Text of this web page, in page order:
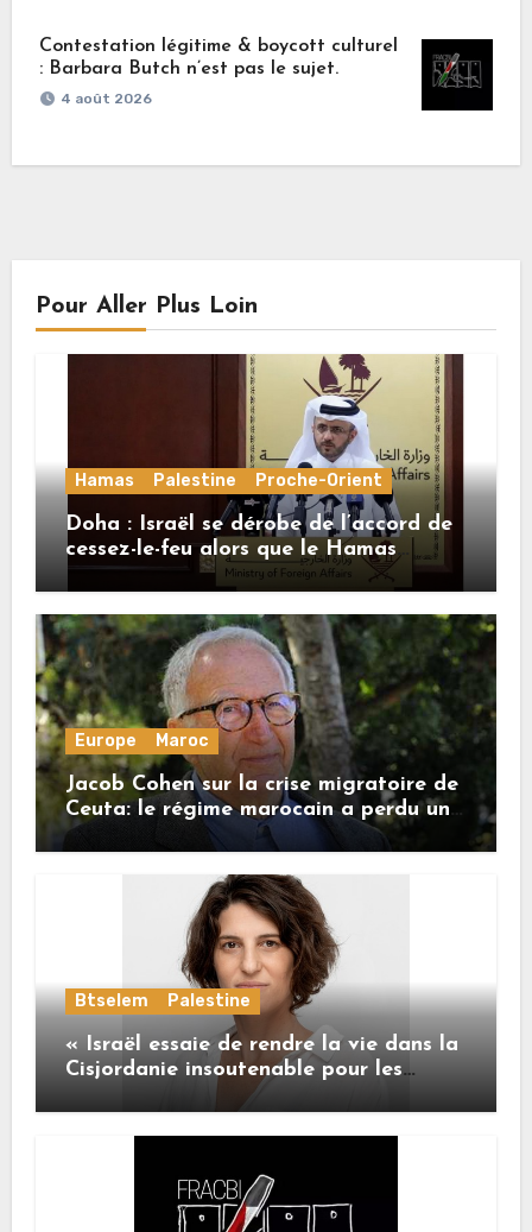
Contestation légitime & boycott culturel
: Barbara Butch n’est pas le sujet.
4 août 2026
Pour Aller Plus Loin
Hamas Palestine Proche-Orient
Doha : Israël se dérobe de l’accord de
cessez-le-feu alors que le Hamas
honore ses engagements
Europe Maroc
Jacob Cohen sur la crise migratoire de
Ceuta: le régime marocain a perdu une
bonne part de sa crédibilité vis-à-vis
Btselem Palestine
« Israël essaie de rendre la vie dans la
Cisjordanie insoutenable pour les